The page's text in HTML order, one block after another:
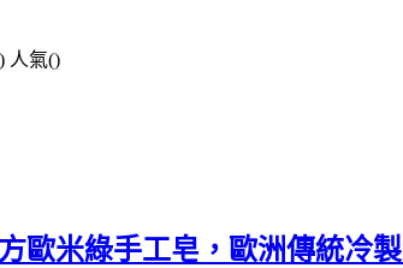
人氣()
歐米綠手工皂，歐洲傳統冷